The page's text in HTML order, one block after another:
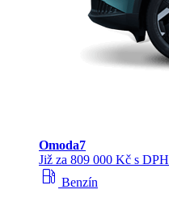
Omoda7
Již za 809 000 Kč s DPH
local_gas_station Benzín